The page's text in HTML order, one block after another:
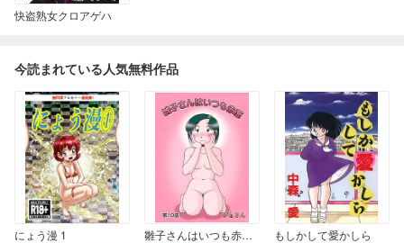
快盗熟女クロアゲハ
今読まれている人気無料作品
にょう漫 1 雛子さんはいつも赤面 10 もしかして愛かしら